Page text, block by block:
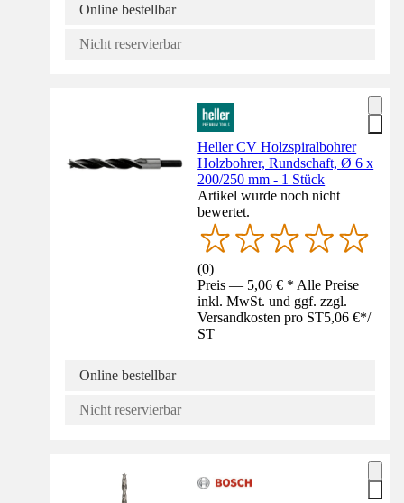
Online bestellbar
Nicht reservierbar
Heller CV Holzspiralbohrer
Holzbohrer, Rundschaft, Ø 6 x
200/250 mm - 1 Stück
Artikel wurde noch nicht
bewertet.
(0)
Preis — 5,06 € * Alle Preise
inkl. MwSt. und ggf. zzgl.
Versandkosten pro ST5,06 €*/
ST
Online bestellbar
Nicht reservierbar